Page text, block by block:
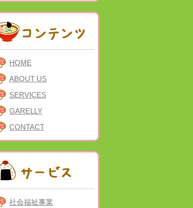
HOME
ABOUT US
SERVICES
GARELLY
CONTACT
社会福祉事業